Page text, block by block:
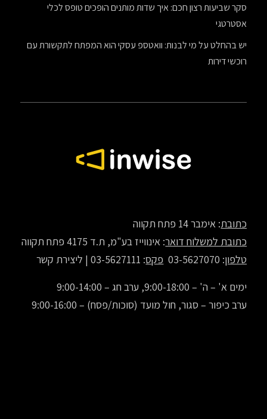
סקר שביעות רצון חכם: איך שדות מותנים הופכים טופס לכלי
אסטרטגי
יש בהחלט על מי לבנות: וואטספ עסקי הוא המפתח לתקשורת עם
רוכשי דירות
כתובת: אימבר 14 פתח תקווה
כתובת למשלוח דואר: אינווייז בע"מ, ת.ד 4175 פתח תקווה
טלפון: 03-5627070 פקס: 03-5627111 |
ליצירת קשר
ימים א' – ה' – 9:00-18:00, ערב חג – 9:00-14:00
ערב כיפור – סגור, חול מועד (סוכות/פסח) – 9:00-16:00